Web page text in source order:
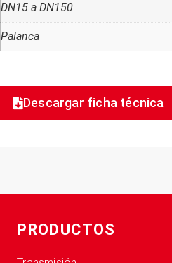
DN15 a DN150
Palanca
Descargar ficha técnica
PRODUCTOS